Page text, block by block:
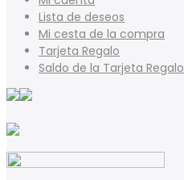
Lista de deseos
Mi cesta de la compra
Tarjeta Regalo
Saldo de la Tarjeta Regalo